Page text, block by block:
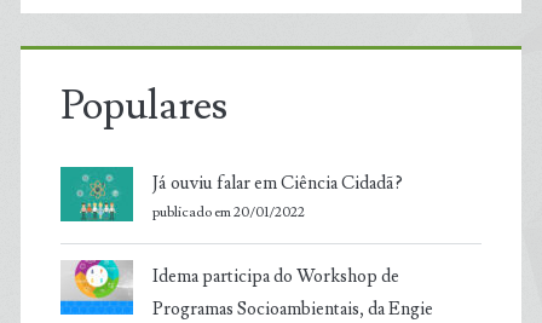
Populares
Já ouviu falar em Ciência Cidadã?
publicado em 20/01/2022
Idema participa do Workshop de
Programas Socioambientais, da Engie